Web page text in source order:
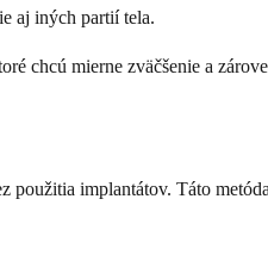
aj iných partií tela.
chcú mierne zväčšenie a
použitia implantátov. Táto